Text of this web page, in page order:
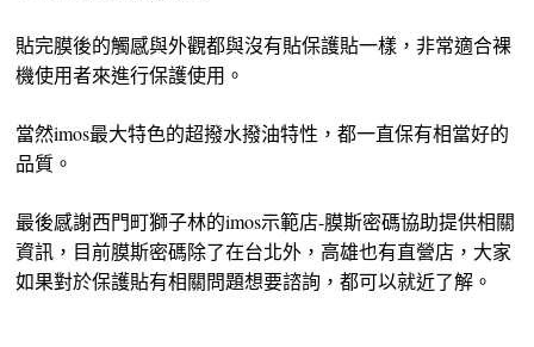
貼完膜後的觸感與外觀都與沒有貼保護貼一樣，非常適合裸
機使用者來進行保護使用。
當然imos最大特色的超撥水撥油特性，都一直保有相當好的
品質。
最後感謝西門町獅子林的imos示範店-膜斯密碼協助提供相關
資訊，目前膜斯密碼除了在台北外，高雄也有直營店，大家
如果對於保護貼有相關問題想要諮詢，都可以就近了解。